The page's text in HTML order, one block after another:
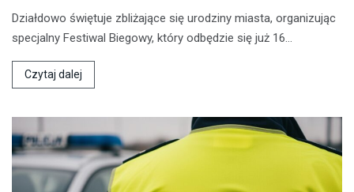
Działdowo świętuje zbliżające się urodziny miasta, organizując
specjalny Festiwal Biegowy, który odbędzie się już 16…
Czytaj dalej